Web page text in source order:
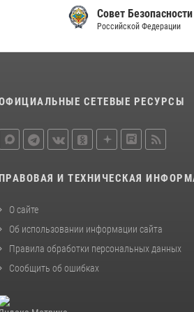
законодательства (видео)
В Росгвардии прошла военно-
конференция по обобщению
08 июля 2026, 07:01
Безопасности
Федерации
СЕТЕВЫЕ РЕСУРСЫ
ПРАВОВАЯ И ТЕХНИЧЕСКАЯ
О сайте
Об использовании информации сайта
Правила обработки персональных данных
Сообщить об ошибках